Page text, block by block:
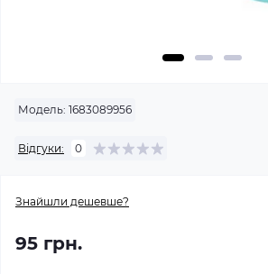
Модель: 1683089956
Відгуки: 0
Знайшли дешевше?
95 грн.